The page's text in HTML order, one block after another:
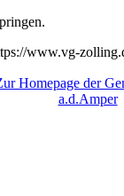
www.vg-